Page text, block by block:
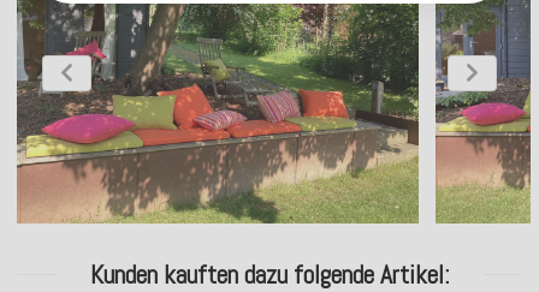
Kunden kauften dazu folgende Artikel: